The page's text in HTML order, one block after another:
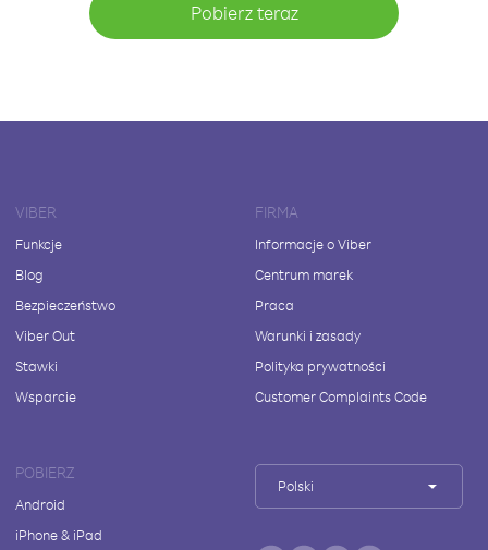
Pobierz teraz
VIBER
Funkcje
Blog
Bezpieczeństwo
Viber Out
Stawki
Wsparcie
FIRMA
Informacje o Viber
Centrum marek
Praca
Warunki i zasady
Polityka prywatności
Customer Complaints Code
POBIERZ
Android
iPhone & iPad
Polski